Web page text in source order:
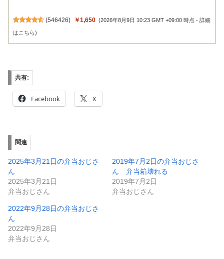
(546426) ￥1,650 (2026年8月9日 10:23 GMT +09:00 時点 -詳細
はこちら)
共有:
Facebook X
関連
2025年3月21日の弁当おじさ
ん
2025年3月21日
弁当おじさん
2019年7月2日の弁当おじさ
ん 弁当箱壊れる
2019年7月2日
弁当おじさん
2022年9月28日の弁当おじさ
ん
2022年9月28日
弁当おじさん